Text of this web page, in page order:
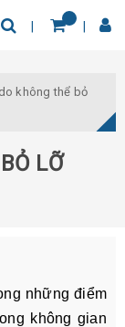
địa điểm
không thể bỏ
LỠ
những điểm
không gian